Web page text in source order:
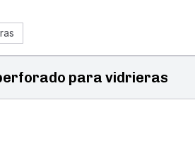
para vidrieras